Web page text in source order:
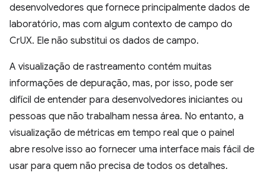
desenvolvedores que fornece principalmente dados de
laboratório, mas com algum contexto de campo do
CrUX. Ele não substitui os dados de campo.
A visualização de rastreamento contém muitas
informações de depuração, mas, por isso, pode ser
difícil de entender para desenvolvedores iniciantes ou
pessoas que não trabalham nessa área. No entanto, a
visualização de métricas em tempo real que o painel
abre resolve isso ao fornecer uma interface mais fácil de
usar para quem não precisa de todos os detalhes.